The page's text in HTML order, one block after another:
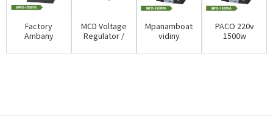
Factory
Ambany
Mingch Tsd
MCD Voltage
Regulator /
220v 1500w
Mpanamboatra
vidiny
indrindra Ac
PACO 220v
1500w
Voltage